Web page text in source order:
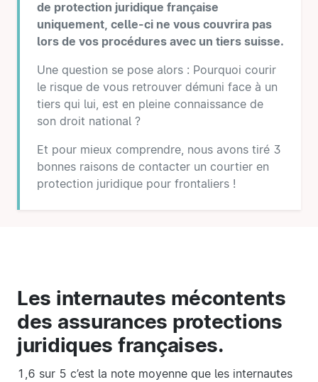
de protection juridique française
uniquement, celle-ci ne vous couvrira pas
lors de vos procédures avec un tiers suisse.
Une question se pose alors : Pourquoi courir
le risque de vous retrouver démuni face à un
tiers qui lui, est en pleine connaissance de
son droit national ?
Et pour mieux comprendre, nous avons tiré 3
bonnes raisons de contacter un courtier en
protection juridique pour frontaliers !
Les internautes mécontents
des assurances protections
juridiques françaises.
1,6 sur 5 c’est la note moyenne que les internautes